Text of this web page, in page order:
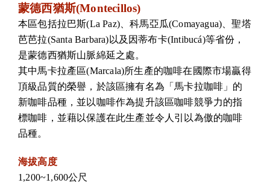
蒙德西猶斯(Montecillos)
本區包括拉巴斯(La Paz)、科馬亞瓜(Comayagua)、聖塔
芭芭拉(Santa Barbara)以及因蒂布卡(Intibucá)等省份，
是蒙德西猶斯山脈綿延之處。
其中馬卡拉產區(Marcala)所生產的咖啡在國際市場贏得
頂級品質的榮譽，於該區擁有名為「馬卡拉咖啡」的
新咖啡品種，並以咖啡作為提升該區咖啡競爭力的指
標咖啡，並藉以保護在此生產並令人引以為傲的咖啡
品種。
海拔高度
1,200~1,600公尺